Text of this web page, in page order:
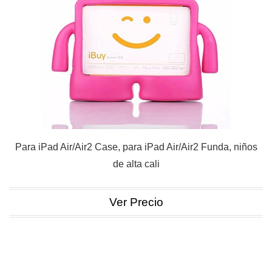
Para iPad Air/Air2 Case, para iPad Air/Air2 Funda, niños
de alta cali
Ver Precio